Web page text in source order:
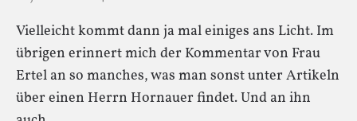
Vielleicht kommt dann ja mal einiges ans Licht. Im
übrigen erinnert mich der Kommentar von Frau
Ertel an so manches, was man sonst unter Artikeln
über einen Herrn Hornauer findet. Und an ihn